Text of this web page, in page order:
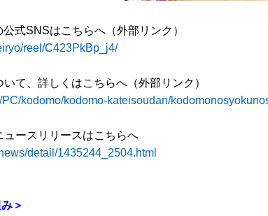
式SNSはこちらへ（外部リンク）
reel/C423PkBp_j4/
て、詳しくはこちらへ（外部リンク）
kodomo/kodomo-kateisoudan/
ースリリースはこちらへ
detail/1435244_2504.html
＞